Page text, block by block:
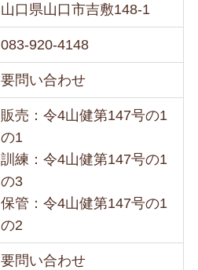
山口県山口市吉敷148-1
083-920-4148
要問い合わせ
販売：令4山健第147号の1
の1
訓練：令4山健第147号の1
の3
保管：令4山健第147号の1
の2
要問い合わせ